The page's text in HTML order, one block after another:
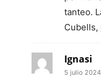
tanteo.
Cubells,
Ignasi
5 julio